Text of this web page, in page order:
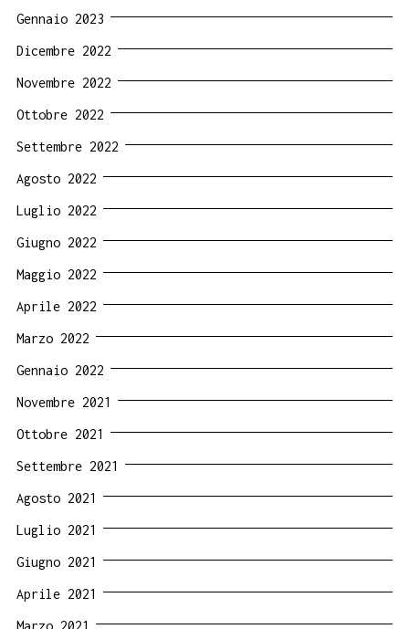
Gennaio 2023
Dicembre 2022
Novembre 2022
Ottobre 2022
Settembre 2022
Agosto 2022
Luglio 2022
Giugno 2022
Maggio 2022
Aprile 2022
Marzo 2022
Gennaio 2022
Novembre 2021
Ottobre 2021
Settembre 2021
Agosto 2021
Luglio 2021
Giugno 2021
Aprile 2021